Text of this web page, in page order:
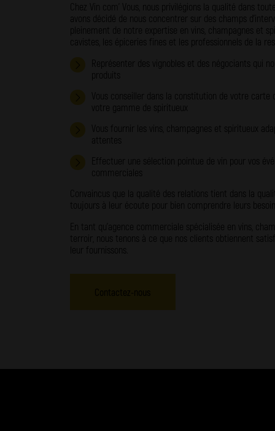
Chez Vin com’ Vous, nous privilégions la qualité dans
avons décidé de nous concentrer sur des champs
pleinement de notre expertise en vins, champagnes et
cavistes, les épiceries fines et les professionnels de la
Représenter des vignobles et des négociants qui
produits
Vous conseiller dans la constitution de votre carte
votre gamme de spiritueux
Vous fournir les vins, champagnes et spiritueux
attentes
Effectuer une sélection pointue de vin pour vos
commerciales
Convaincus que la qualité des relations tient dans la
toujours à leur écoute pour bien comprendre leurs
En tant qu’agence commerciale spécialisée en vins,
terroir, nous tenons à ce que nos clients obtiennent
leur fournissons.